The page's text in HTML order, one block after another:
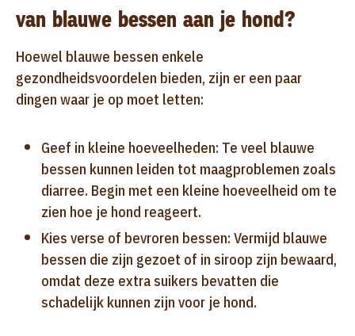
van blauwe bessen aan je hond?
Hoewel blauwe bessen enkele
gezondheidsvoordelen bieden, zijn er een paar
dingen waar je op moet letten:
Geef in kleine hoeveelheden: Te veel blauwe
bessen kunnen leiden tot maagproblemen zoals
diarree. Begin met een kleine hoeveelheid om te
zien hoe je hond reageert.
Kies verse of bevroren bessen: Vermijd blauwe
bessen die zijn gezoet of in siroop zijn bewaard,
omdat deze extra suikers bevatten die
schadelijk kunnen zijn voor je hond.